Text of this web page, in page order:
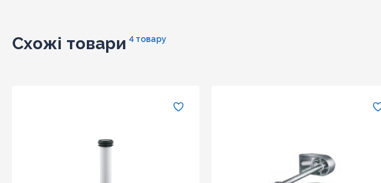
Схожі товари 4 товару